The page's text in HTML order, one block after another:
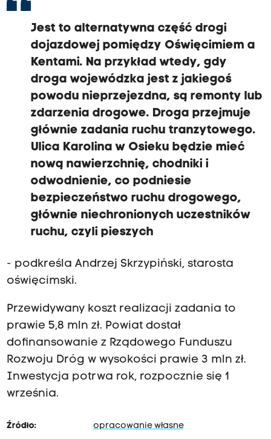
Jest to alternatywna część drogi
dojazdowej pomiędzy Oświęcimiem a
Kentami. Na przykład wtedy, gdy
droga wojewódzka jest z jakiegoś
powodu nieprzejezdna, są remonty lub
zdarzenia drogowe. Droga przejmuje
głównie zadania ruchu tranzytowego.
Ulica Karolina w Osieku będzie mieć
nową nawierzchnię, chodniki i
odwodnienie, co podniesie
bezpieczeństwo ruchu drogowego,
głównie niechronionych uczestników
ruchu, czyli pieszych
- podkreśla Andrzej Skrzypiński, starosta
oświęcimski.
Przewidywany koszt realizacji zadania to
prawie 5,8 mln zł. Powiat dostał
dofinansowanie z Rządowego Funduszu
Rozwoju Dróg w wysokości prawie 3 mln zł.
Inwestycja potrwa rok, rozpocznie się 1
września.
Źródło:
opracowanie własne